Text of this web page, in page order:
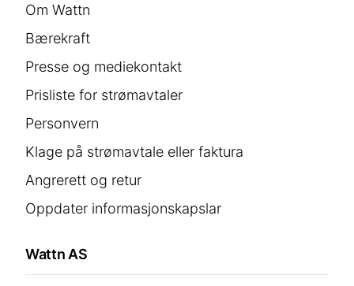
Om Wattn
Bærekraft
Presse og mediekontakt
Prisliste for strømavtaler
Personvern
Klage på strømavtale eller faktura
Angrerett og retur
Oppdater informasjonskapslar
Wattn AS